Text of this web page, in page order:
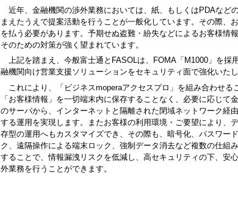
近年、金融機関の渉外業務においては、紙、もしくはPDAなど
まえたうえで提案活動を行うことが一般化しています。その際
を払う必要があります。予期せぬ盗難・紛失などによるお客様情
そのための対策が強く望まれています。
上記を踏まえ、今般富士通とFASOLは、FOMA「M1000」を採
融機関向け営業支援ソリューションをセキュリティ面で強化いたし
これにより、「ビジネスmoperaアクセスプロ」を組み合わせる
「お客様情報」を一切端末内に保存することなく、必要に応じて
のサーバから、インターネットと隔離された閉域ネットワーク経
する運用を実現します。またお客様の利用環境・ご要望により、
存型の運用へもカスタマイズでき、その際も、暗号化、パスワー
ク、遠隔操作による端末ロック、強制データ消去など複数の仕組
することで、情報漏洩リスクを低減し、高セキュリティの下、安
外業務を行うことができます。